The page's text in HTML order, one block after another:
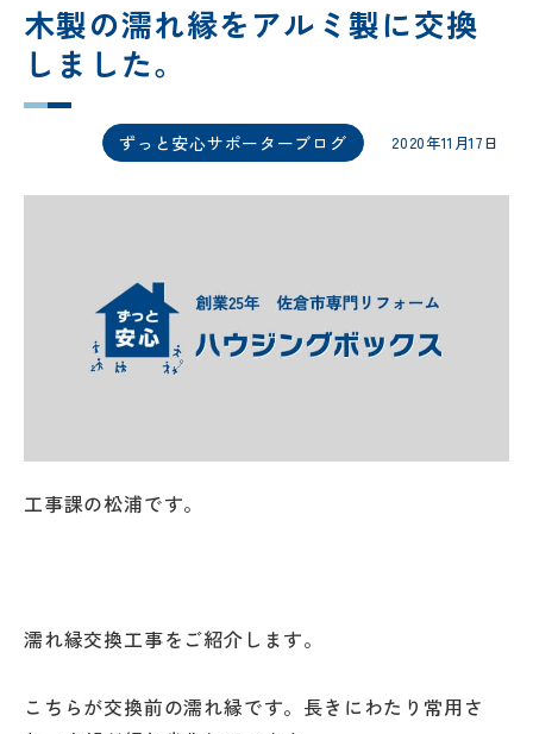
木製の濡れ縁をアルミ製に交換
しました。
ずっと安心サポーターブログ 2020年11月17日
工事課の松浦です。
濡れ縁交換工事をご紹介します。
こちらが交換前の濡れ縁です。長きにわたり常用さ